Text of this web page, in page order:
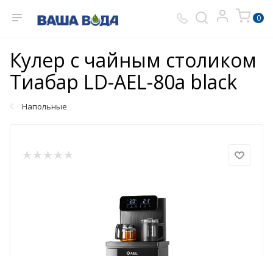
0
Кулер с чайным столиком
Тиабар LD-AEL-80a black
Напольные